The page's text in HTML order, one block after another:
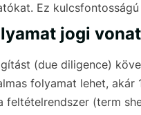
Ez
jogi
(due diligence)
folyamat lehet,
feltételrendszer (term